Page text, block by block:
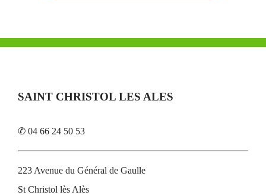
SAINT CHRISTOL LES ALES
✆ 04 66 24 50 53
223 Avenue du Général de Gaulle
St Christol lès Alès